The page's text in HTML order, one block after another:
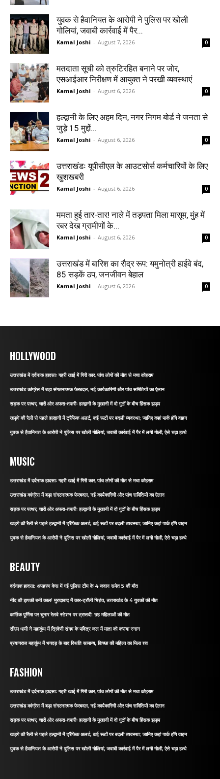
युवक से हैवानियत के आरोपी ने पुलिस पर खोली
गोलियां, जवाबी कार्रवाई में पैर...
Kamal Joshi - August 7, 2026 0
मतदाता सूची को त्रुटिरहित बनाने पर जोर,
एसआईआर निरीक्षण में आयुक्त ने परखी व्यवस्थाएं
Kamal Joshi - August 6, 2026 0
हल्द्वानी के लिए अहम दिन, नगर निगम बोर्ड ने जनता से
जुड़े 15 मुद्दों...
Kamal Joshi - August 6, 2026 0
उत्तराखंडः यूपीसीएल के आउटसोर्स कर्मचारियों के लिए
खुशखबरी
Kamal Joshi - August 6, 2026 0
ममता हुई तार-तार! नाले में तड़पता मिला मासूम, मुंह में
रबर देख ग्रामीणों के...
Kamal Joshi - August 6, 2026 0
उत्तराखंड में बारिश का रौद्र रूप: यमुनोत्री हाईवे बंद,
85 सड़कें ठप, जनजीवन बेहाल
Kamal Joshi - August 6, 2026 0
HOLLYWOOD
उत्तराखंड में दर्दनाक हादसाः गहरी खाई में गिरी कार, पांच लोगों की मौत से मचा कोहराम
उत्तराखंड कांग्रेस में बड़ा संगठनात्मक फेरबदल, नई कार्यकारिणी और पांच समितियों का ऐलान
सड़क पर पत्थर, चारों ओर अफरा-तफरीः हल्द्वानी के मुखानी में दो गुटों के बीच हिंसक झड़प
खड़गे की रैली से पहले हल्द्वानी में ट्रैफिक अलर्ट, कई रूटों पर बदली व्यवस्था; जानिए कहां पार्क होंगे वाहन
युवक से हैवानियत के आरोपी ने पुलिस पर खोली गोलियां, जवाबी कार्रवाई में पैर में लगी गोली, ऐसे चढ़ा हत्थे
MUSIC
उत्तराखंड में दर्दनाक हादसाः गहरी खाई में गिरी कार, पांच लोगों की मौत से मचा कोहराम
उत्तराखंड कांग्रेस में बड़ा संगठनात्मक फेरबदल, नई कार्यकारिणी और पांच समितियों का ऐलान
सड़क पर पत्थर, चारों ओर अफरा-तफरीः हल्द्वानी के मुखानी में दो गुटों के बीच हिंसक झड़प
खड़गे की रैली से पहले हल्द्वानी में ट्रैफिक अलर्ट, कई रूटों पर बदली व्यवस्था; जानिए कहां पार्क होंगे वाहन
युवक से हैवानियत के आरोपी ने पुलिस पर खोली गोलियां, जवाबी कार्रवाई में पैर में लगी गोली, ऐसे चढ़ा हत्थे
BEAUTY
दर्दनाक हादसा: अपहरण केस में गई पुलिस टीम के 4 जवान समेत 5 की मौत
नींद की झपकी बनी काल! मुरादाबाद में कार-ट्रॉली भिड़ंत, उत्तराखंड के 4 युवकों की मौत
कार्तिक पूर्णिमा पर चुनार रेलवे स्टेशन पर त्रासदी: छह महिलाओं की मौत
सीएम धामी ने महाकुंभ में त्रिवेणी संगम के पवित्र जल में माता को कराया स्नान
प्रयागराज महाकुंभ में भगदड़ के बाद स्थिति सामान्य, किच्छा की महिला का मिला शव
FASHION
उत्तराखंड में दर्दनाक हादसाः गहरी खाई में गिरी कार, पांच लोगों की मौत से मचा कोहराम
उत्तराखंड कांग्रेस में बड़ा संगठनात्मक फेरबदल, नई कार्यकारिणी और पांच समितियों का ऐलान
सड़क पर पत्थर, चारों ओर अफरा-तफरीः हल्द्वानी के मुखानी में दो गुटों के बीच हिंसक झड़प
खड़गे की रैली से पहले हल्द्वानी में ट्रैफिक अलर्ट, कई रूटों पर बदली व्यवस्था; जानिए कहां पार्क होंगे वाहन
युवक से हैवानियत के आरोपी ने पुलिस पर खोली गोलियां, जवाबी कार्रवाई में पैर में लगी गोली, ऐसे चढ़ा हत्थे